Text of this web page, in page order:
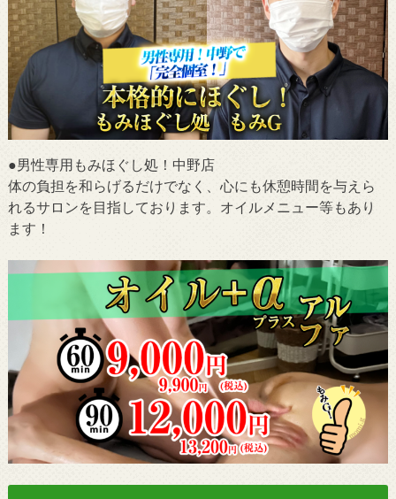
●男性専用もみほぐし処！中野店
体の負担を和らげるだけでなく、心にも休憩時間を与えら
れるサロンを目指しております。オイルメニュー等もあり
ます！